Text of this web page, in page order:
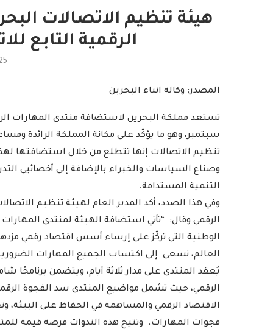
هيئة تنظيم الاتصالات
الرقمية التابع
المصدر: وكالة انباء البحرين
سبتمبر، وهو ما يؤكّد على مكانة المملكة الرائدة
تنظيم الاتصالات إنها تتطلع من خلال استضافتها
وصناع السياسات والخبراء بالإضافة إلى أخصائيي
التنمية المستدامة.
وفي هذا الصدد، أكد المدير العام لهيئة تنظيم
الرقمي وقال: “تأتي استضافة الهيئة لمنتدى المهارات
الوطنية التي تركّز على إرساء أسس اقتصاد رقمي
العالم، نسعى إلى اكتساب الجميع المهارات
يُعقد المنتدى على مدار ثلاثة أيام، ويتضمن برنامجًا
الرقمي، حيث تشمل مواضيع المنتدى سد الفجوة
الاقتصاد الرقمي والمساهمة في الحفاظ على البيئة،
فجوات المهارات. وتتيح هذه الندوات فرصة قيمة